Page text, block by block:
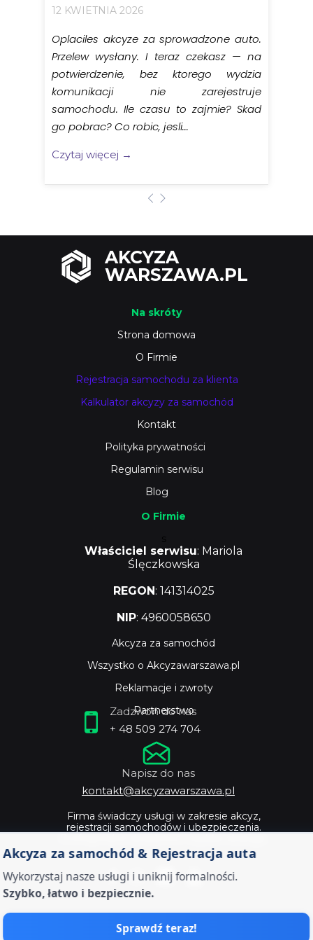
Akcyza za samochód & Rejestracja auta
Wykorzystaj nasze usługi i uniknij formalności.
Szybko, łatwo i bezpiecznie.
Sprawdź teraz!
AKCYZA
WARSZAWA.PL
Firma świadczy usługi w zakresie akcyz,
rejestracji samochodów i ubezpieczenia.
Zadzwoń do nas
+ 48 509 274 704
Napisz do nas
kontakt@akcyzawarszawa.pl
Zostaw dokumenty od twojego auta ekspertom -
O Firmie
Właściciel serwisu: Mariola
Ślęczkowska
REGON: 141314025
NIP: 4960058650
Akcyza za samochód
Wszystko o Akcyzawarszawa.pl
Reklamacje i zwroty
Partnerstwo
Na skróty
Strona domowa
O Firmie
Rejestracja samochodu za klienta
Kalkulator akcyzy za samochód
Kontakt
Polityka prywatności
Regulamin serwisu
Blog
12 KWIETNIA 2026
Oplaciles akcyze za sprowadzone auto.
Przelew wysłany. I teraz czekasz — na
potwierdzenie, bez ktorego wydzia
komunikacji nie zarejestruje
samochodu. Ile czasu to zajmie? Skad
go pobrac? Co robic, jesli...
Czytaj więcej →